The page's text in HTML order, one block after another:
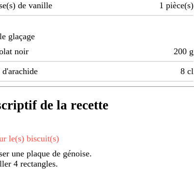
de vanille 1 pièce(s)
glaçage
noir
200 g
8 cl
de la recette
le(s) biscuit(s)
une plaque de génoise.
4 rectangles.